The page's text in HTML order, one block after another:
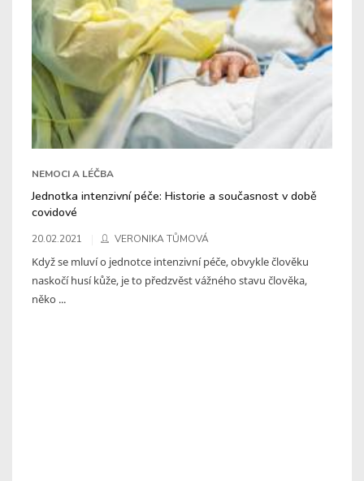
NEMOCI A LÉČBA
Jednotka intenzivní péče: Historie a současnost v době
covidové
20.02.2021 VERONIKA TŮMOVÁ
Když se mluví o jednotce intenzivní péče, obvykle člověku
naskočí husí kůže, je to předzvěst vážného stavu člověka,
něko ...